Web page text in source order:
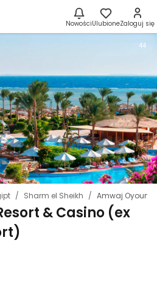
NowościUlubioneZaloguj się
Sharm el Sheikh Amwaj Oyoun
& Casino (ex
44